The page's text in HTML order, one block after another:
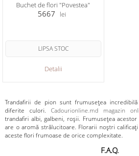
Buchet de flori "Povestea"
5667 lei
Detalii
LIPSA STOC
Trandafirii de pion sunt frumusețea
diferite culori. Cadourionline.md magazin
trandafiri albi, galbeni, roșii. Frumusețea
are o aromă strălucitoare. Florarii noștri
aceste flori frumoase de orice complexitate.
F.A.Q.